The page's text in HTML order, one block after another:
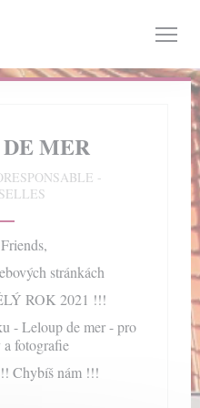
MER
-
stránkách
ROK 2021 !!!
- Leloup de mer - pro
fotografie
Chybíš nám !!!